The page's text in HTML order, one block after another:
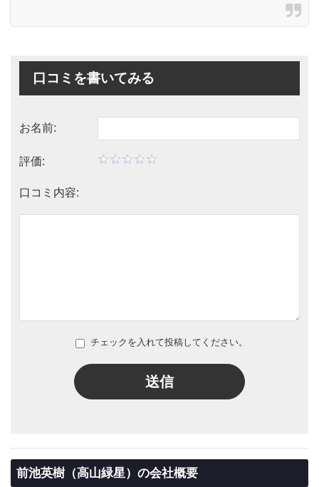
口コミを書いてみる
お名前:
評価:
口コミ内容:
チェックを入れて投稿してください。
送信
前池英樹（高山緑星）の会社概要